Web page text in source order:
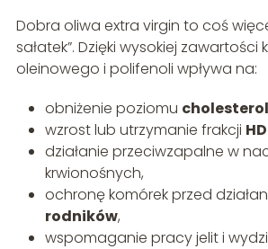
Dobra oliwa extra virgin to coś
sałatek”. Dzięki wysokiej zawartości
oleinowego i polifenoli wpływa na:
obniżenie poziomu
wzrost lub utrzymanie frakcji
działanie przeciwzapalne w
krwionośnych,
ochronę komórek przed
rodników,
wspomaganie pracy jelit i